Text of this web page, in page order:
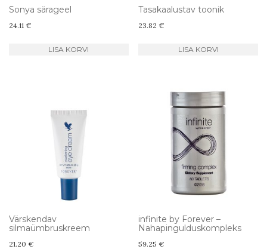
Sonya särageel
24.11 €
LISA KORVI
Tasakaalustav toonik
23.82 €
LISA KORVI
Värskendav
silmaümbruskreem
21.20 €
infinite by Forever –
Nahapingulduskompleks
59.25 €